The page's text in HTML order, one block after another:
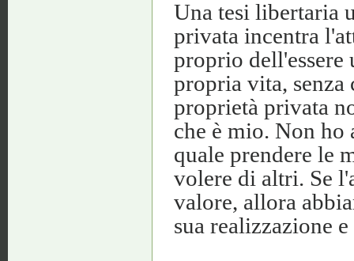
Una tesi libertaria
privata incentra
proprio
propria vita, senza
proprietà privata
che è mio. Non ho
quale prendere le
volere di altri. Se
valore, allora
sua realizzazione